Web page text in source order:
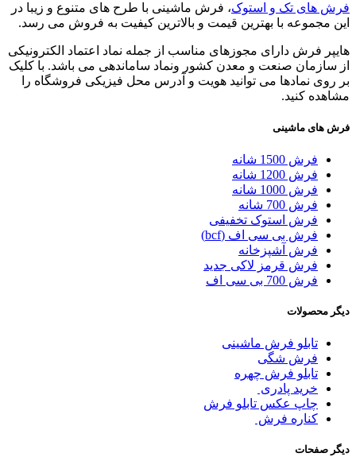
فرش های تک و استوک، فرش ماشینی با طرح های متنوع و زیبا در
این مجموعه با بهترین قیمت و بالاترین کیفیت به فروش می رسد.
هایپر فرش دارای مجوزهای مناسب از جمله نماد اعتماد الکترونیکی
از سازمان صنعت و معدن کشور ونماد ساماندهی می باشد. با کلیک
بر روی نمادها می توانید هویت و آدرس محل فیزیکی فروشگاه را
مشاهده کنید.
فرش های ماشینی
فرش 1500 شانه
فرش 1200 شانه
فرش 1000 شانه
فرش 700 شانه
فرش استوک تخفیفی
فرش بی سی اف (bcf)
فرش آشپزخانه
فرش قرمز لاکی جدید
فرش 700 بی سی اف
دیگر محصولات
تابلو فرش ماشینی
فرش شگی
تابلو فرش چهره
خرید پادری
چاپ عکس تابلو فرش
کناره فرش
دیگر صفحات